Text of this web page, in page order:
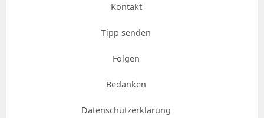
Kontakt
Tipp senden
Folgen
Bedanken
Datenschutzerklärung